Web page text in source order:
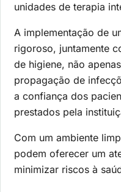
unidades de terapia
A implementação de
rigoroso, juntamente
de higiene, não
propagação de
a confiança dos
prestados pela
Com um ambiente
podem oferecer um
minimizar riscos à